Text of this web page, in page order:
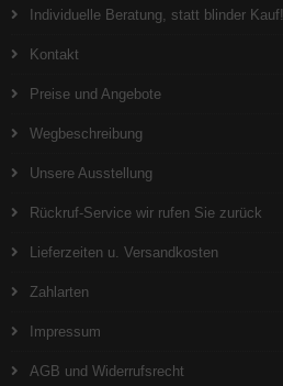
Individuelle Beratung, statt blinder Kauf!
Kontakt
Preise und Angebote
Wegbeschreibung
Unsere Ausstellung
Rückruf-Service wir rufen Sie zurück
Lieferzeiten u. Versandkosten
Zahlarten
Impressum
AGB und Widerrufsrecht